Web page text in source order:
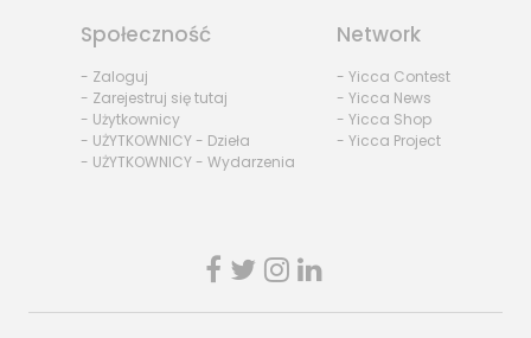
Społeczność
- Zaloguj
- Zarejestruj się tutaj
- Użytkownicy
- UŻYTKOWNICY - Dzieła
- UŻYTKOWNICY - Wydarzenia
Network
- Yicca Contest
- Yicca News
- Yicca Shop
- Yicca Project